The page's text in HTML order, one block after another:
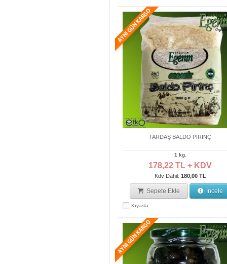
TARDAŞ BALDO PİRİNÇ
1 kg.
178,22 TL + KDV
Kdv Dahil: 180,00 TL
Sepete Ekle İncele
Kıyasla